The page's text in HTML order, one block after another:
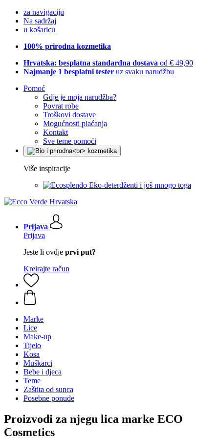
za navigaciju
Na sadržaj
u košaricu
100% prirodna kozmetika
Hrvatska: besplatna standardna dostava od € 49,90
Najmanje 1 besplatni tester uz svaku narudžbu
Pomoć
Gdje je moja narudžba?
Povrat robe
Troškovi dostave
Mogućnosti plaćanja
Kontakt
Sve teme pomoći
Više inspiracije
Eko-deterdženti i još mnogo toga
Prijava
Prijava
Jeste li ovdje prvi put?
Kreirajte račun
Marke
Lice
Make-up
Tijelo
Kosa
Muškarci
Bebe i djeca
Teme
Zaštita od sunca
Posebne ponude
Proizvodi za njegu lica marke ECO
Cosmetics